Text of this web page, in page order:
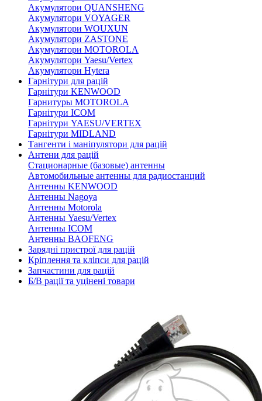
Акумулятори QUANSHENG
Акумулятори VOYAGER
Акумулятори WOUXUN
Акумулятори ZASTONE
Акумулятори MOTOROLA
Акумулятори Yaesu/Vertex
Акумулятори Hytera
Гарнітури для рацій
Гарнітури KENWOOD
Гарнитуры MOTOROLA
Гарнітури ICOM
Гарнітури YAESU/VERTEX
Гарнітури MIDLAND
Тангенти і маніпулятори для рацій
Антени для рацій
Стационарные (базовые) антенны
Автомобильные антенны для радиостанций
Антенны KENWOOD
Антенны Nagoya
Антенны Motorola
Антенны Yaesu/Vertex
Антенны ICOM
Антенны BAOFENG
Зарядні пристрої для рацій
Кріплення та кліпси для рацій
Запчастини для рацій
Б/В рації та уцінені товари